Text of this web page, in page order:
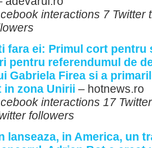
interactions 7 Twitter
fara ei: Primul cort pentru
pentru referendumul de
Gabriela Firea si a
in zona Unirii – hotnews.ro
interactions 17
followers
lanseaza, in America, un